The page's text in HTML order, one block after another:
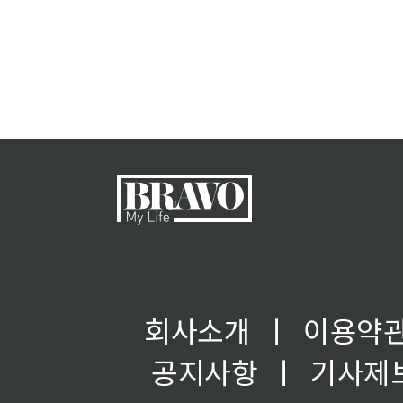
회사소개 ㅣ
이용약
공지사항
ㅣ
기사제